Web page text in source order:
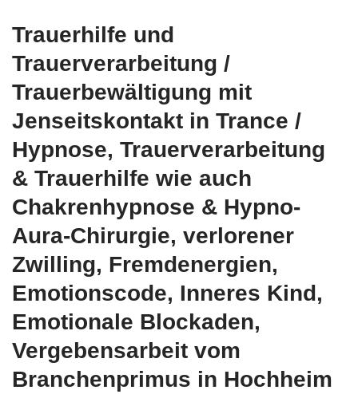
Trauerhilfe und
Trauerverarbeitung /
Trauerbewältigung mit
Jenseitskontakt in Trance /
Hypnose, Trauerverarbeitung
& Trauerhilfe wie auch
Chakrenhypnose & Hypno-
Aura-Chirurgie, verlorener
Zwilling, Fremdenergien,
Emotionscode, Inneres Kind,
Emotionale Blockaden,
Vergebensarbeit vom
Branchenprimus in Hochheim